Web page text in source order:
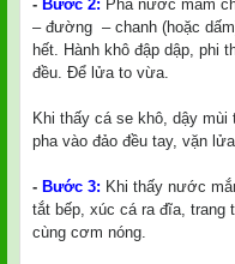
- Bước 2: Pha nước mắm
– đường – chanh (hoặc
hết. Hành khô đập dập, phi
đều. Để lửa to vừa.
Khi thấy cá se khô, dậy
pha vào đảo đều tay, vặn
- Bước 3: Khi thấy nước
tắt bếp, xúc cá ra đĩa, trang
cùng cơm nóng.